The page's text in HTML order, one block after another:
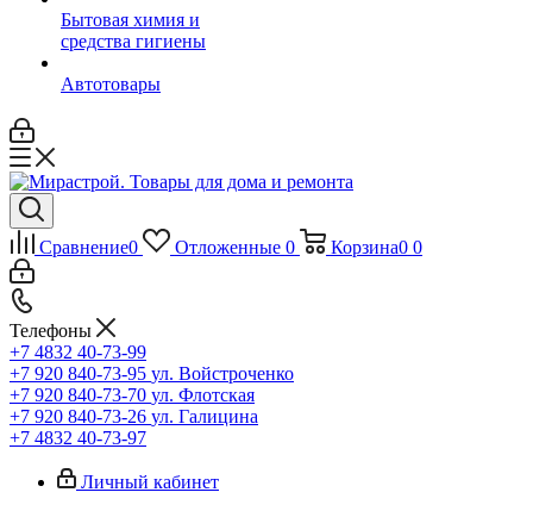
Бытовая химия и
средства гигиены
Автотовары
Сравнение0 Отложенные 0 Корзина0 0
Телефоны
+7 4832 40-73-99
+7 920 840-73-95 ул. Войстроченко
+7 920 840-73-70 ул. Флотская
+7 920 840-73-26 ул. Галицина
+7 4832 40-73-97
Личный кабинет